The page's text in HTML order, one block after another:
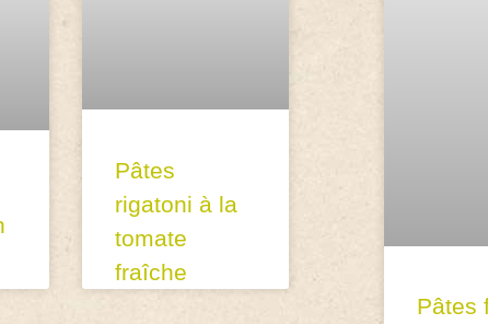
Pâtes
rigatoni à la
tomate
fraîche
Pâtes